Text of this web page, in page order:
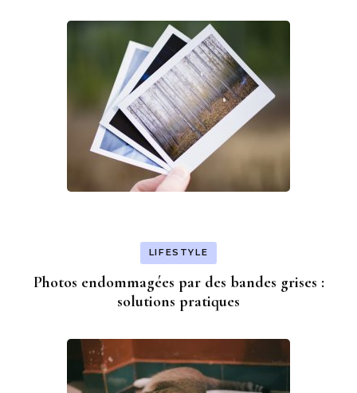
LIFESTYLE
Photos endommagées par des bandes grises :
solutions pratiques